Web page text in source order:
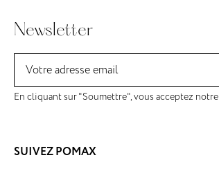
Newsletter
En cliquant sur "Soumettre", vous acceptez notre
SUIVEZ POMAX